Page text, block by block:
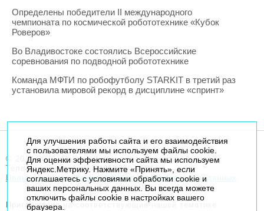
Определены победители II международного
чемпионата по космической робототехнике «Кубок
Роверов»
Во Владивостоке состоялись Всероссийские
соревнования по подводной робототехнике
Команда МФТИ по робофутболу STARKIT в третий раз
установила мировой рекорд в дисциплине «спринт»
© 2014-2026. Robogeek.ru - проект группы “Текарт”.
Телефон редакции+7(495) 790-7591
Политика в отношении обработки персональных данных
Приглашения на соответствующие нашей тематике
Для улучшения работы сайта и его взаимодействия
с пользователями мы используем файлы cookie.
Для оценки эффективности сайта мы используем
Яндекс.Метрику. Нажмите «Принять», если
соглашаетесь с условиями обработки cookie и
ваших персональных данных. Вы всегда можете
отключить файлы cookie в настройках вашего
браузера.